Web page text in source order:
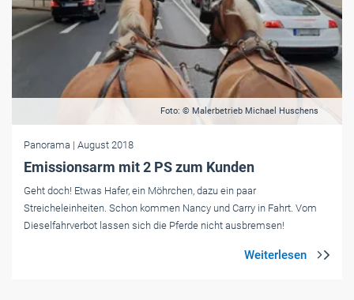
Foto: © Malerbetrieb Michael Huschens
Panorama | August 2018
Emissionsarm mit 2 PS zum Kunden
Geht doch! Etwas Hafer, ein Möhrchen, dazu ein paar
Streicheleinheiten. Schon kommen Nancy und Carry in Fahrt. Vom
Dieselfahrverbot lassen sich die Pferde nicht ausbremsen!